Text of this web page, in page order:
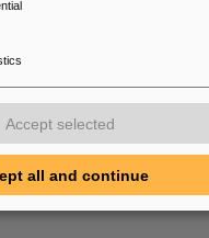
von GSI/FAIR –
Accept selected
all and continue